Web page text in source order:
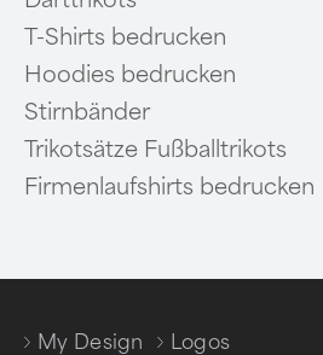
T-Shirts bedrucken
Hoodies bedrucken
Stirnbänder
Trikotsätze Fußballtrikots
Firmenlaufshirts bedrucken
My Design
Logos